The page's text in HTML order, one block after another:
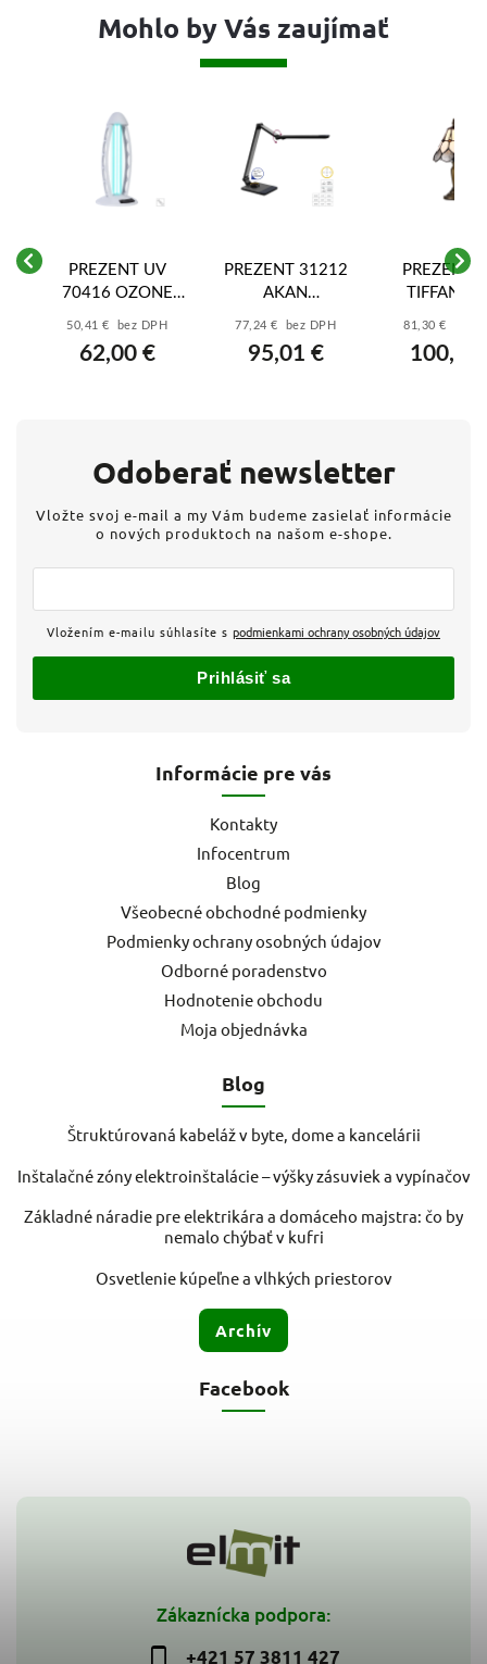
Mohlo by Vás zaujímať
PREZENT UV
70416 OZONE
DISINFECTION
50,41 € bez DPH
62,00 €
PREZENT 31212
AKAN
LED/9W,3000-
BRUSH
77,24 € bez DPH
95,01 €
PREZENT
TIFFANY
81,30 € bez
100,00
Zákaznícka podpora:
+421 57 3811 427
Informácie pre vás
Kontakty
Infocentrum
Blog
Všeobecné obchodné podmienky
Podmienky ochrany osobných údajov
Odborné poradenstvo
Hodnotenie obchodu
Moja objednávka
Blog
Štruktúrovaná kabeláž v byte, dome a kancelárii
Inštalačné zóny elektroinštalácie – výšky zásuviek a vypínačov
Základné náradie pre elektrikára a domáceho majstra: čo by
nemalo chýbať v kufri
Osvetlenie kúpeľne a vlhkých priestorov
Archív
Odoberať newsletter
Vložte svoj e-mail a my Vám budeme zasielať informácie
o nových produktoch na našom e-shope.
Vložením e-mailu súhlasíte s podmienkami ochrany osobných údajov
Prihlásiť sa
Facebook